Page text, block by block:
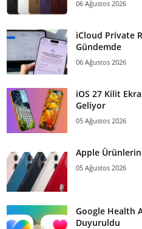
06 Ağustos 2026
iCloud Private
Gündemde
06 Ağustos 2026
iOS 27 Kilit
Geliyor
05 Ağustos 2026
Apple
05 Ağustos 2026
Google Health
Duyuruldu